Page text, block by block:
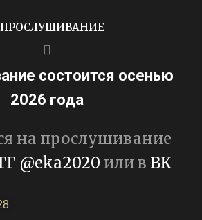
состоится осенью
2026 года
на прослушивание
@eka2020 или в ВК